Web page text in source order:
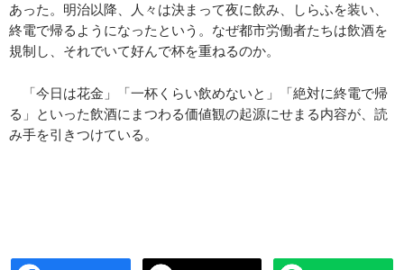
あった。明治以降、人々は決まって夜に飲み、しらふを装い、
終電で帰るようになったという。なぜ都市労働者たちは飲酒を
規制し、それでいて好んで杯を重ねるのか。
「今日は花金」「一杯くらい飲めないと」「絶対に終電で帰
る」といった飲酒にまつわる価値観の起源にせまる内容が、読
み手を引きつけている。